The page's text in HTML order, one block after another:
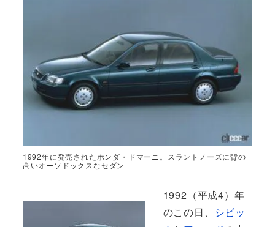
1992年に発売されたホンダ・ドマーニ。スラントノーズに背の
高いオーソドックスなセダン
1992（平成4）年
のこの日、
シビッ